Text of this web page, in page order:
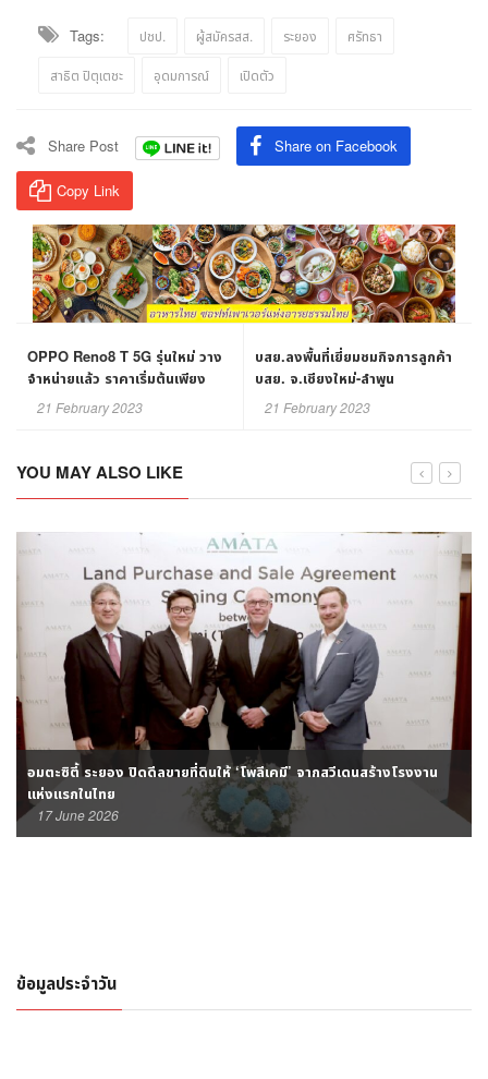
Tags: ปชป. ผู้สมัครสส. ระยอง ศรัทธา
สาธิต ปิตุเตชะ อุดมการณ์ เปิดตัว
Share Post Share on Facebook
Copy Link
OPPO Reno8 T 5G รุ่นใหม่ วาง
จำหน่ายแล้ว ราคาเริ่มต้นเพียง
13,990 บาท￼
21 February 2023
บสย.ลงพื้นที่เยี่ยมชมกิจการลูกค้า
บสย. จ.เชียงใหม่-ลำพูน
21 February 2023
YOU MAY ALSO LIKE
อมตะซิตี้ ระยอง ปิดดีลขายที่ดินให้ ‘โพลีเคมี’ จากสวีเดนสร้างโรงงาน
แห่งแรกในไทย
17 June 2026
ข้อมูลประจำวัน